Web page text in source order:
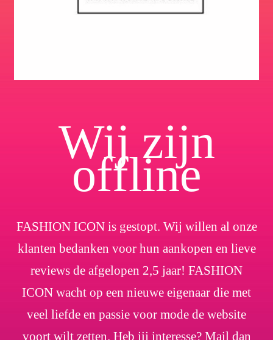
Wij zijn
offline
FASHION ICON is gestopt. Wij willen al onze
klanten bedanken voor hun aankopen en lieve
reviews de afgelopen 2,5 jaar! FASHION
ICON wacht op een nieuwe eigenaar die met
veel liefde en passie voor mode de website
voort wilt zetten. Heb jij interesse? Mail dan